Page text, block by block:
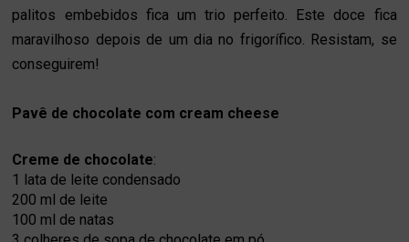
palitos embebidos fica um trio perfeito. Este doce fica
maravilhoso depois de um dia no frigorífico. Resistam, se
conseguirem!
Pavê de chocolate com cream cheese
Creme de chocolate:
1 lata de leite condensado
200 ml de leite
100 ml denatas